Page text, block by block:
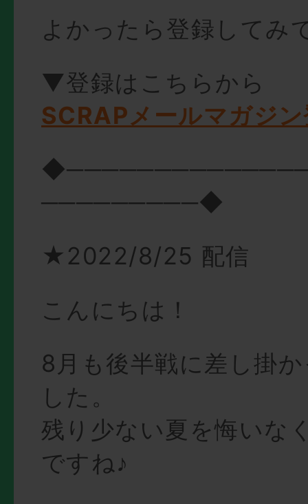
よかったら登録してみ
▼登録はこちらから
SCRAPメールマガジ
─────────◆
★2022/8/25 配信
こんにちは！
8月も後半戦に差し掛
した。
残り少ない夏を悔いな
ですね♪